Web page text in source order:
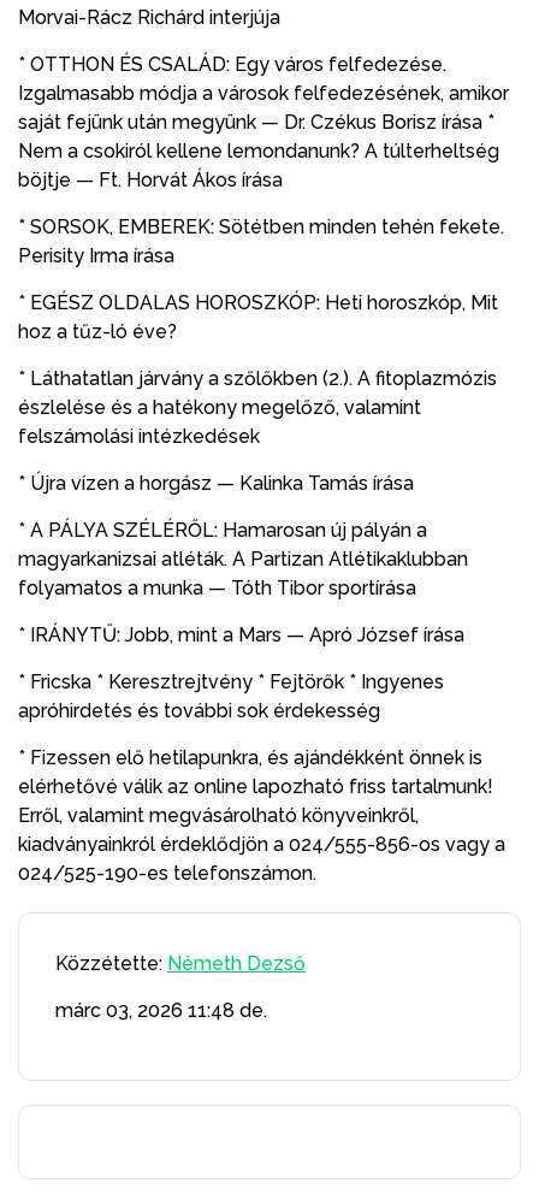
Morvai-Rácz Richárd interjúja
* OTTHON ÉS CSALÁD: Egy város felfedezése.
Izgalmasabb módja a városok felfedezésének, amikor
saját fejünk után megyünk — Dr. Czékus Borisz írása *
Nem a csokiról kellene lemondanunk? A túlterheltség
böjtje — Ft. Horvát Ákos írása
* SORSOK, EMBEREK: Sötétben minden tehén fekete.
Perisity Irma írása
* EGÉSZ OLDALAS HOROSZKÓP: Heti horoszkóp, Mit
hoz a tűz-ló éve?
* Láthatatlan járvány a szőlőkben (2.). A fitoplazmózis
észlelése és a hatékony megelőző, valamint
felszámolási intézkedések
* Újra vízen a horgász — Kalinka Tamás írása
* A PÁLYA SZÉLÉRŐL: Hamarosan új pályán a
magyarkanizsai atléták. A Partizan Atlétikaklubban
folyamatos a munka — Tóth Tibor sportírása
* IRÁNYTŰ: Jobb, mint a Mars — Apró József írása
* Fricska * Keresztrejtvény * Fejtörők * Ingyenes
apróhirdetés és további sok érdekesség
* Fizessen elő hetilapunkra, és ajándékként önnek is
elérhetővé válik az online lapozható friss tartalmunk!
Erről, valamint megvásárolható könyveinkről,
kiadványainkról érdeklődjön a 024/555-856-os vagy a
024/525-190-es telefonszámon.
Közzétette: Németh Dezső
márc 03, 2026 11:48 de.